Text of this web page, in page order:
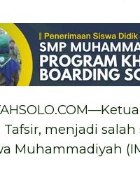
Tafsir, menjadi
Muhammadiyah